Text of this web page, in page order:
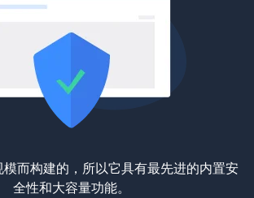
而构建的，所以它具有最先进的内置安
全性和大容量功能。